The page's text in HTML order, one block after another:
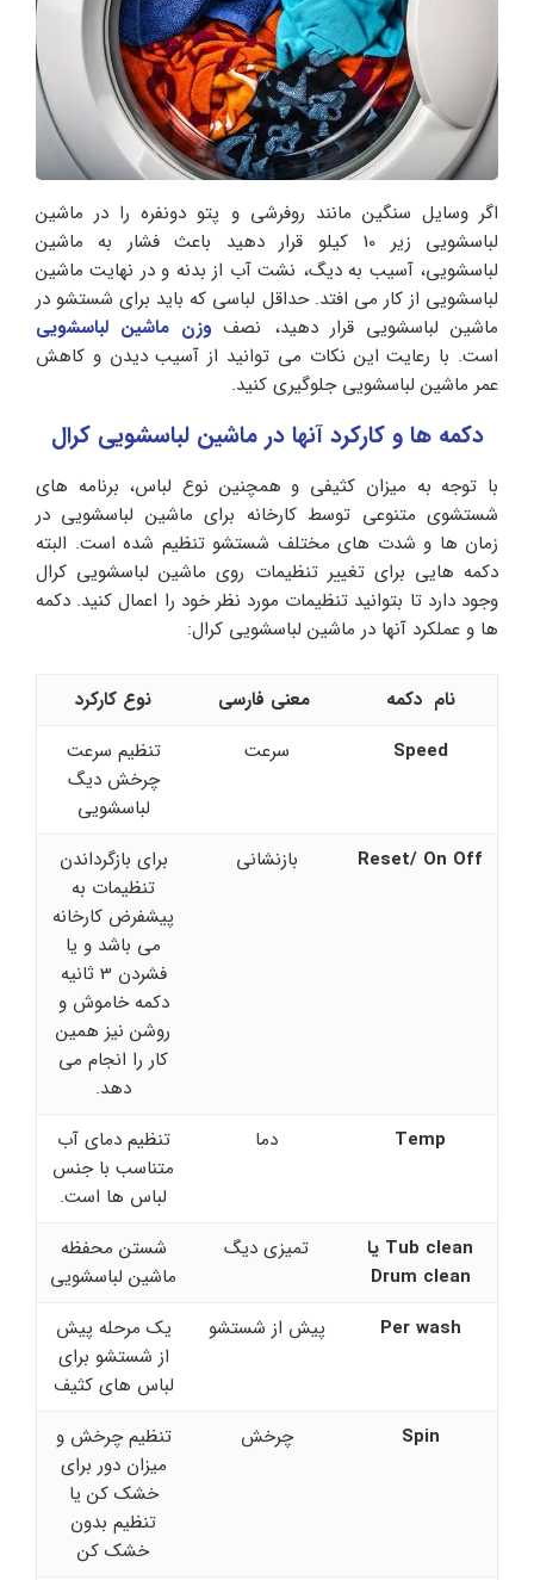
اگر وسایل سنگین مانند روفرشی و پتو دونفره را در ماشین
لباسشویی زیر 10 کیلو قرار دهید باعث فشار به ماشین
لباسشویی، آسیب به دیگ، نشت آب از بدنه و در نهایت ماشین
لباسشویی از کار می افتد. حداقل لباسی که باید برای شستشو در
ماشین لباسشویی قرار دهید، نصف وزن ماشین لباسشویی
است. با رعایت این نکات می توانید از آسیب دیدن و کاهش
عمر ماشین لباسشویی جلوگیری کنید.
دکمه ها و کارکرد آنها در ماشین لباسشویی کرال
با توجه به میزان کثیفی و همچنین نوع لباس، برنامه های
شستشوی متنوعی توسط کارخانه برای ماشین لباسشویی در
زمان ها و شدت های مختلف شستشو تنظیم شده است. البته
دکمه هایی برای تغییر تنظیمات روی ماشین لباسشویی کرال
وجود دارد تا بتوانید تنظیمات مورد نظر خود را اعمال کنید. دکمه
ها و عملکرد آنها در ماشین لباسشویی کرال:
نام دکمه معنی فارسی
نوع کارکرد
Speed
سرعت
تنظیم سرعت
چرخش دیگ
لباسشویی
Reset/ On Off
بازنشانی
برای بازگرداندن
تنظیمات به
پیشفرض کارخانه
می باشد و یا
فشردن 3 ثانیه
دکمه خاموش و
روشن نیز همین
کار را انجام می
دهد.
Temp
دما
تنظیم دمای آب
متناسب با جنس
لباس ها است.
Tub clean یا
Drum clean
تمیزی دیگ
شستن محفظه
ماشین لباسشویی
Per wash
پیش از شستشو
یک مرحله پیش
از شستشو برای
لباس های کثیف
Spin
چرخش
تنظیم چرخش و
میزان دور برای
خشک کن یا
تنظیم بدون
خشک کن